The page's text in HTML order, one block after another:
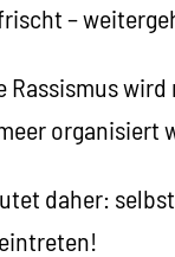
–
Rassismus
organisiert
daher: